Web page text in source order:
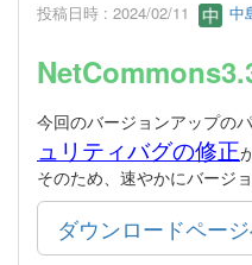
投稿日時 : 2024/02/11 中
今回のバージョンアップのパ
ュリティバグの修正
そのため、速やかにバージ
ダウンロードペー